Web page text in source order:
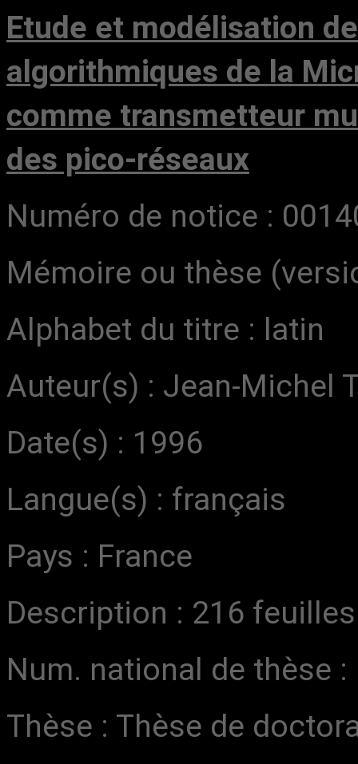
Etude et modélisation
algorithmiques de la
comme transmetteur
des pico-réseaux
Numéro de notice :
Mémoire ou thèse
Alphabet du titre : latin
Auteur(s) : Jean-Michel
Date(s) : 1996
Langue(s) : français
Pays : France
Description : 216
Num. national de thèse :
Thèse : Thèse de